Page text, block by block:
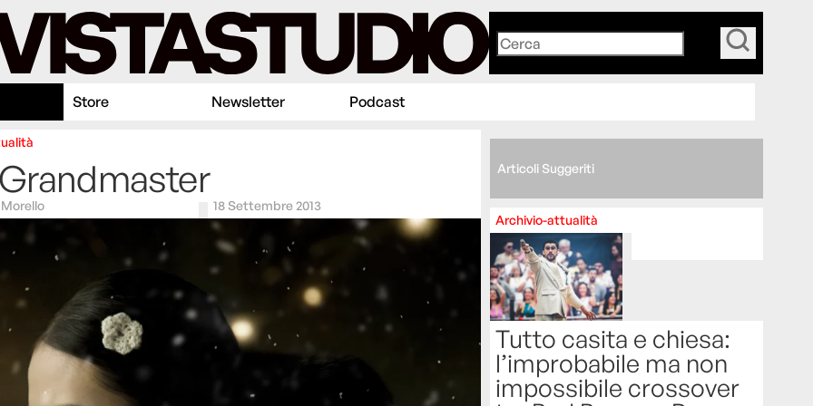
Store Newsletter Podcast
18 Settembre 2013
Articoli Suggeriti
Archivio-attualità
Tutto casita e chiesa:
l’improbabile ma non
impossibile crossover